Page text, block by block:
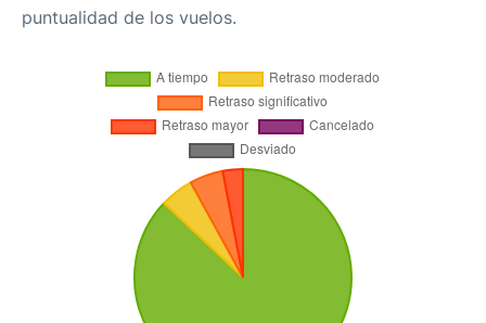
puntualidad de los vuelos.